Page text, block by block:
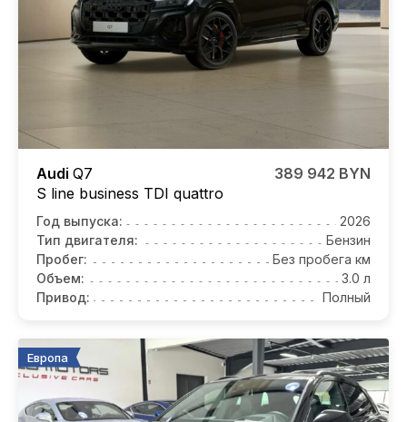
Audi Q7
S line business TDI quattro
389 942 BYN
Год выпуска:
2026
Тип двигателя:
Бензин
Пробег:
Без пробега км
Объем:
3.0 л
Привод:
Полный
Европа